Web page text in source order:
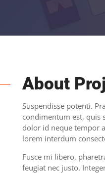
About
Suspendisse potenti.
condimentum est, quis
dolor id neque tempor
lorem interdum
Fusce mi libero,
feugiat nec justo.